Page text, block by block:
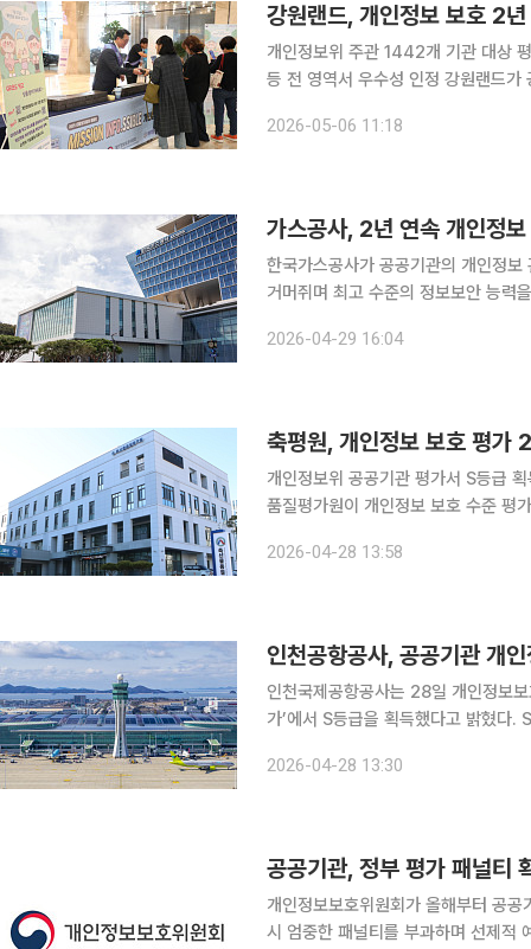
강원랜드, 개인정보 보호 2
개인정보위 주관 1442개 기관 대상
등 전 영역서 우수성 인정 강원랜드가 공공기관 개인정보 보호 분야에서 2년 연속 최상위 성적표를
보 보호수준평가’에서 최상위 등급인
2026-05-06 11:18
가스공사, 2년 연속 개인정
한국가스공사가 공공기관의 개인정
거머쥐며 최고 수준의 정보보안 능력을 입증했다. 가스공사는 개인정보보
인정보 보호수준 평가는 공공기관의
2026-04-29 16:04
축평원, 개인정보 보호 평가
개인정보위 공공기관 평가서 S등급 획득
품질평가원이 개인정보 보호 수준 평
는 평가다. 축산물품질평가원
2026-04-28 13:58
인천공항공사, 공공기관 개
인천국제공항공사는 28일 개인정보
가’에서 S등급을 획득했다고 밝혔
전문가 평가를 병행해 개인정보 보호
2026-04-28 13:30
공공기관, 정부 평가 패널티
개인정보보호위원회가 올해부터 공
시 엄중한 패널티를 부과하며 선제적 예방 조치